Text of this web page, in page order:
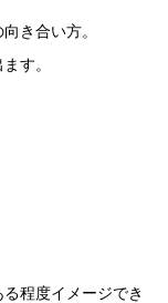
き合い方。
す。
程度イメージでき